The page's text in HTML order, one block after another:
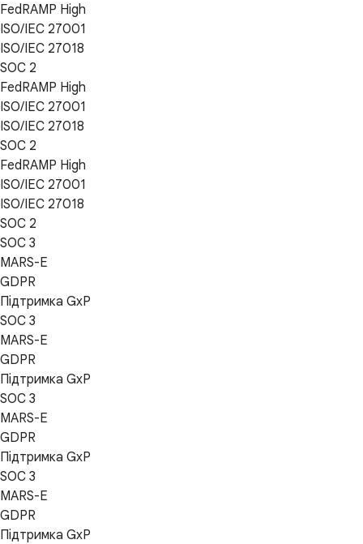
FedRAMP High
ISO/IEC 27001
ISO/IEC 27018
SOC 2
FedRAMP High
ISO/IEC 27001
ISO/IEC 27018
SOC 2
FedRAMP High
ISO/IEC 27001
ISO/IEC 27018
SOC 2
SOC 3
MARS-E
GDPR
Підтримка GxP
SOC 3
MARS-E
GDPR
Підтримка GxP
SOC 3
MARS-E
GDPR
Підтримка GxP
SOC 3
MARS-E
GDPR
Підтримка GxP